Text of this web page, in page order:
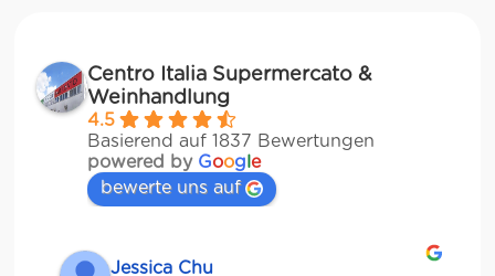
Centro Italia Supermercato &
Weinhandlung
4.5
Basierend auf 1837 Bewertungen
powered by Google
bewerte uns auf
Jessica Chu